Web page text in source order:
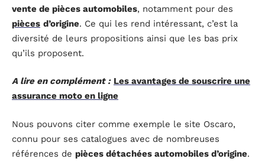
vente de pièces automobiles, notamment pour des
pièces d’origine. Ce qui les rend intéressant, c’est la
diversité de leurs propositions ainsi que les bas prix
qu’ils proposent.
A lire en complément : Les avantages de souscrire une
assurance moto en ligne
Nous pouvons citer comme exemple le site Oscaro,
connu pour ses catalogues avec de nombreuses
références de pièces détachées automobiles d’origine.